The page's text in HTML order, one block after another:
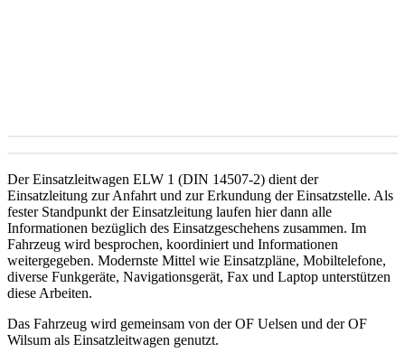
Der Einsatzleitwagen ELW 1 (DIN 14507-2) dient der
Einsatzleitung zur Anfahrt und zur Erkundung der Einsatzstelle. Als
fester Standpunkt der Einsatzleitung laufen hier dann alle
Informationen bezüglich des Einsatzgeschehens zusammen. Im
Fahrzeug wird besprochen, koordiniert und Informationen
weitergegeben. Modernste Mittel wie Einsatzpläne, Mobiltelefone,
diverse Funkgeräte, Navigationsgerät, Fax und Laptop unterstützen
diese Arbeiten.
Das Fahrzeug wird gemeinsam von der OF Uelsen und der OF
Wilsum als Einsatzleitwagen genutzt.